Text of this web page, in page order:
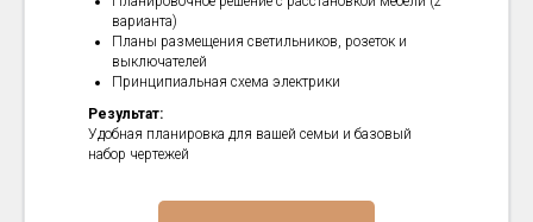
варианта)
Планы размещения светильников, розеток и
выключателей
Принципиальная схема электрики
Результат:
Удобная планировка для вашей семьи и базовый
набор чертежей